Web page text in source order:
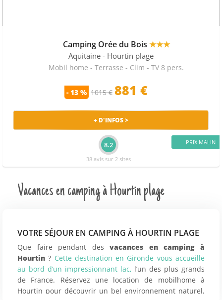
Camping Orée du Bois ★★★
Aquitaine - Hourtin plage
Mobil home - Terrasse - Clim - TV 8 pers.
- 13 % 1015 € 881 €
PRIX MALIN
+ D'INFOS >
8.2
38 avis sur 2 sites
Vacances en camping à Hourtin plage
VOTRE SÉJOUR EN CAMPING À HOURTIN PLAGE
Que faire pendant desvacances en camping à
Hourtin ? Cette destination en Gironde vous accueille
au bord d’un impressionnant lac, l’un des plus grands
de France. Réservez une location de mobilhome à
Hourtin pour découvrir un bel environnement naturel,